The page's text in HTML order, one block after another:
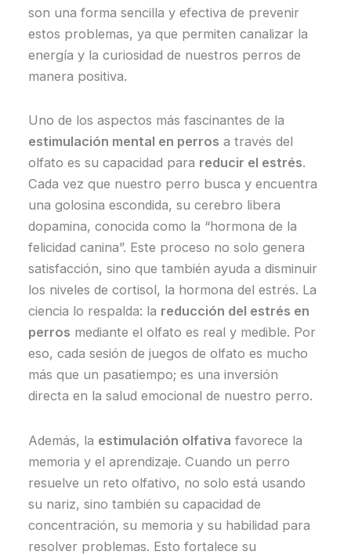
son una forma sencilla y efectiva de prevenir
estos problemas, ya que permiten canalizar la
energía y la curiosidad de nuestros perros de
manera positiva.
Uno de los aspectos más fascinantes de la
estimulación mental en perros a través del
olfato es su capacidad para reducir el estrés.
Cada vez que nuestro perro busca y encuentra
una golosina escondida, su cerebro libera
dopamina, conocida como la “hormona de la
felicidad canina”. Este proceso no solo genera
satisfacción, sino que también ayuda a disminuir
los niveles de cortisol, la hormona del estrés. La
ciencia lo respalda: la reducción del estrés en
perros mediante el olfato es real y medible. Por
eso, cada sesión de juegos de olfato es mucho
más que un pasatiempo; es una inversión
directa en la salud emocional de nuestro perro.
Además, la estimulación olfativa favorece la
memoria y el aprendizaje. Cuando un perro
resuelve un reto olfativo, no solo está usando
su nariz, sino también su capacidad de
concentración, su memoria y su habilidad para
resolver problemas. Esto fortalece su